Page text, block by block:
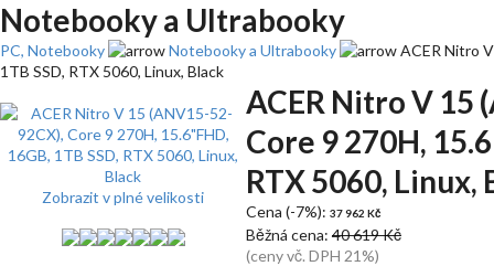
Notebooky a Ultrabooky
PC, Notebooky Notebooky a Ultrabooky
ACER Nitro
1TB SSD, RTX 5060, Linux, Black
Zobrazit v plné velikosti
ACER Nitro V 15
Core 9 270H,
RTX 5060, Linux,
Cena (-7%): 37 962 Kč
Běžná cena: 40 619 Kč
(ceny vč. DPH 21%)